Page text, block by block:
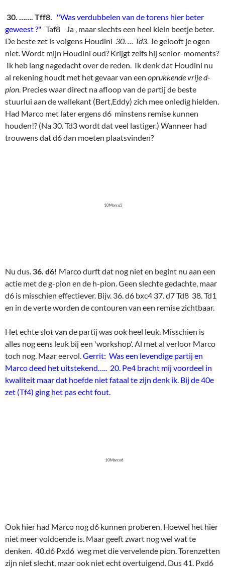
30. ……. Tff8. "Was verdubbelen van de torens hier beter
geweest ?" Taf8 Ja , maar slechts een heel klein beetje beter.
De beste zet is volgens Houdini 30. … Td3. Je gelooft je ogen
niet. Wordt mijn Houdini oud? Krijgt zelfs hij senior-moments?
Ik heb lang nagedacht over de reden. Ik denk dat Houdini nu
al rekening houdt met het gevaar van een oprukkende vrije d-
pion. Precies waar direct na afloop van de partij de beste
stuurlui aan de wallekant (Bert,Eddy) zich mee onledig hielden.
Had Marco met later ergens d6 minstens remise kunnen
houden!? (Na 30. Td3 wordt dat veel lastiger.) Wanneer had
trouwens dat d6 dan moeten plaatsvinden?
10Marco5
Nu dus. 36. d6! Marco durft dat nog niet en begint nu aan een
actie met de g-pion en de h-pion. Geen slechte gedachte, maar
d6 is misschien effectiever. Bijv. 36. d6 bxc4 37. d7 Td8 38. Td1
en in de verte worden de contouren van een remise zichtbaar.
Het echte slot van de partij was ook heel leuk. Misschien is
alles nog eens leuk bij een 'workshop'. Al met al verloor Marco
toch nog. Maar eervol.Gerrit: Was een levendige partij en
Marco deed het uitstekend….. 20. Pe4 bracht mij voordeel in
kwaliteit maar dat hoefde niet fataal te zijn denk ik. Bij de 40e
zet (Tf4) ging het pas echt fout.
10Marco6
Ook hier had Marco nog d6 kunnen proberen. Hoewel het hier
niet meer voldoende is. Maar geeft zwart nog wel wat te
denken. 40.d6 Pxd6 weg met die vervelende pion. Torenzetten
zijn niet slecht, maar ook niet echt overtuigend. Dus 41. Pxd6